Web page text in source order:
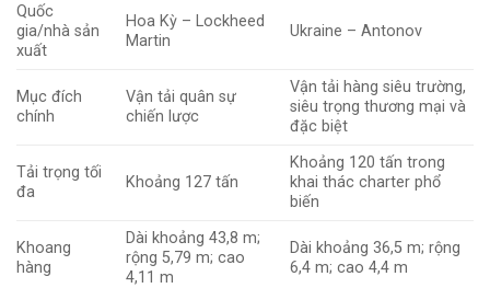
Quốc
gia/nhà sản
xuất
Hoa Kỳ – Lockheed
Martin
Ukraine – Antonov
Mục đích
chính
Vận tải quân sự
chiến lược
Vận tải hàng siêu trường,
siêu trọng thương mại và
đặc biệt
Tải trọng tối
đa
Khoảng 127 tấn
Khoảng 120 tấn trong
khai thác charter phổ
biến
Khoang
hàng
Dài khoảng 43,8 m;
rộng 5,79 m; cao
4,11 m
Dài khoảng 36,5 m; rộng
6,4 m; cao 4,4 m